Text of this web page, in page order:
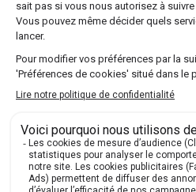
They are busy ________
We enjoy ________ (walk)
Transformez ces phrases en
The cat that is sleeping
The man who was talking
The books which are
Adjectifs dérivés
Utilisez les participes